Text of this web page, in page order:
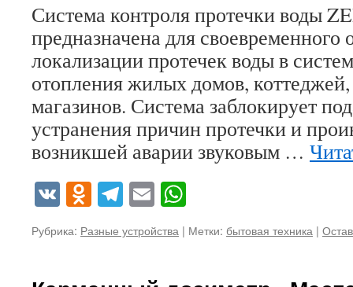
Система контроля протечки воды
предназначена для
локализации протечек воды в
отопления жилых домов,
магазинов. Система заблокирует
устранения причин протечки и
возникшей аварии звуковым …
VKOdnoklassniki
Telegram
Email
Рубрика: Разные устройства | Метки: бытовая техника |